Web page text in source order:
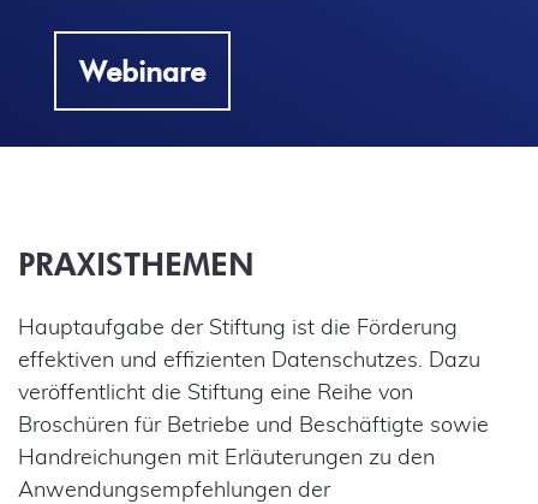
Webinare
PRAXISTHEMEN
Hauptaufgabe der Stiftung ist die Förderung
effektiven und effizienten Datenschutzes. Dazu
veröffentlicht die Stiftung eine Reihe von
Broschüren für Betriebe und Beschäftigte sowie
Handreichungen mit Erläuterungen zu den
Anwendungsempfehlungen der